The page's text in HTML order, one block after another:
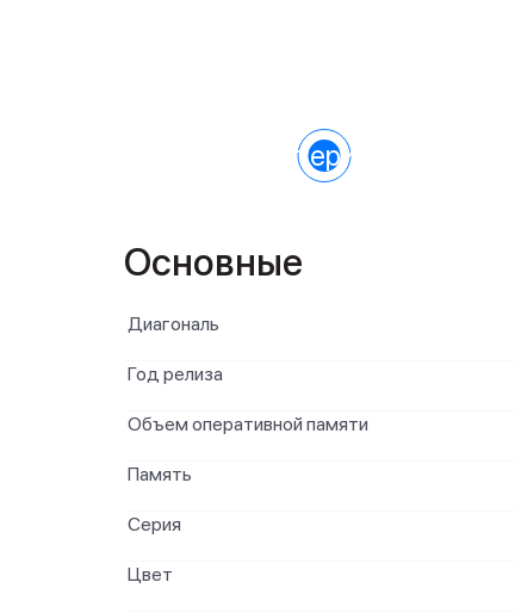
Характеристики
Основные
Диагональ
Год релиза
Объем оперативной памяти
Память
Серия
Цвет